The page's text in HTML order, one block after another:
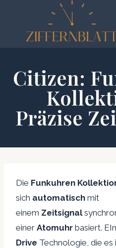
springen
Citizen:
Präzise
Die Funkuhren
sich automatisch mit
einem Zeitsignal
einer Atomuhr basiert.
Drive Technologie, die es